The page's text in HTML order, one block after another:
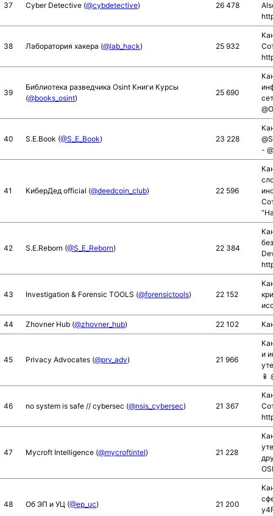
37 Cyber Detective (@cybdetective) 26 478
38 Лаборатория хакера (@lab_hack) 25 932
39
Библиотека разведчика Osint Книги Курсы
(@books_osint)
25 690
40 S.E.Book (@S_E_Book) 23 228
-
41 КиберДед official (@deedcoin_club) 22 596
42 S.E.Reborn (@S_E_Reborn) 22 384
43 Investigation & Forensic TOOLS (@forensictools) 22 152
44 Zhovner Hub (@zhovner_hub) 22 102
45 Privacy Advocates (@prv_adv) 21 966
и
📱
46 no system is safe // cybersec (@nsis_cybersec) 21 367
47 Mycroft Intelligence (@mycroftintel) 21 228
48 Об ЭП и УЦ (@ep_uc) 21 200